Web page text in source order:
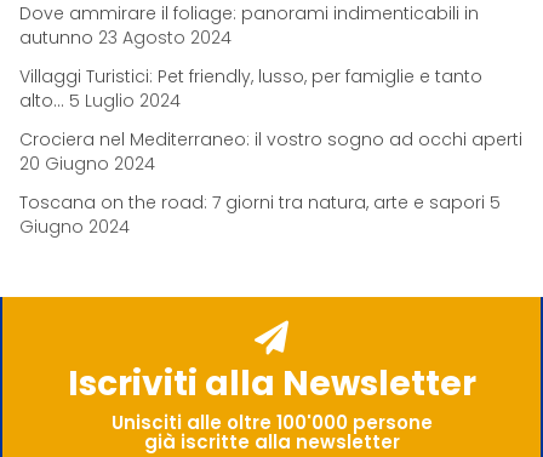
Dove ammirare il foliage: panorami indimenticabili in
autunno 23 Agosto 2024
Villaggi Turistici: Pet friendly, lusso, per famiglie e tanto
alto… 5 Luglio 2024
Crociera nel Mediterraneo: il vostro sogno ad occhi aperti
20 Giugno 2024
Toscana on the road: 7 giorni tra natura, arte e sapori 5
Giugno 2024
Iscriviti alla Newsletter
Unisciti alle oltre 100'000 persone
già iscritte alla newsletter